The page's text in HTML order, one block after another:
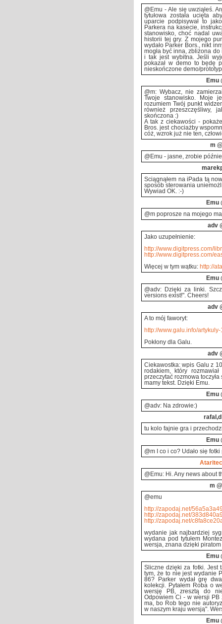
@Emu - Ale się uwziąłeś.
tytułowa została ucięta
uparcie podpisywał to
Parkera na kasecie,
stanowisko, choć nadal
historii tej gry. Z mojego
wydało Parker Bors., nikt
mogła być inna, zbliżona
i tak jest wybitna. Jeśli
pokazał w demo to będę
nieskończone demo/
Emu
@m: Wybacz, nie
Twoje stanowisko. Moje
rozumiem Twój punkt
również przeszczęśliwy,
skończona :)
A tak z ciekawości -
Bros. jest chociażby
cóż, wzrok już nie ten,
m
@Emu - jasne, zrobie
Ściągnąłem na iPada tą
sposób sterowania
Wywiad OK. :-)
Emu
@m poprosze na mojego
adv
Jako uzupełnienie:
http://www.digitpress.com/
http://www.digitpress.com/
Więcej w tym wątku: http://
Emu
@adv: Dzięki za linki.
versions exist!". Cheers!
adv
A to mój faworyt:
http://www.galu.info/
Pokłony dla Galu.
adv
Ciekawostka: wpis Galu z
rodakiem, który
przeczytać rozmowa
mamy tekst. Dzięki Emu.
Emu
@adv: Na zdrowie:)
rafal,d
tu kolo fajnie gra i
Emu
@m I co i co? Udało się
@Emu: Hi. Any news about
m
@emu
http://zapodaj.net/
http://zapodaj.net/
http://zapodaj.net/
wydanie jak najbardziej
wydana pod tytułem
wersja, znana dzięki
Emu
Śliczne dzięki za fotki. Jest
tym, że to nie jest wydanie
86? Parker wydał grę
kolekcji. Pytałem Roba o
wersję PB, zresztą do
Odpowiem Ci - w wersji
ma, bo Rob tego nie
w naszym kraju wersją".
Emu